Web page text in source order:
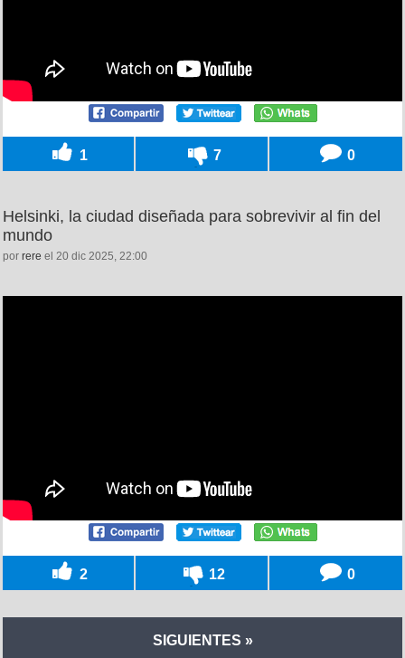
1 7 0
Helsinki, la ciudad diseñada para sobrevivir al fin del
mundo
por rere el 20 dic 2025, 22:00
2 12 0
SIGUIENTES »